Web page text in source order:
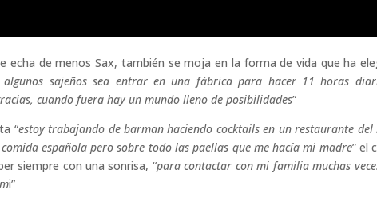
echa de menos Sax, también se moja en la forma de vida que ha
sajeños sea entrar en una fábrica para hacer 11 horas
cuando fuera hay un mundo lleno de posibilidades”
“estoy trabajando de barman haciendo cocktails en un restaurante del
española pero sobre todo las paellas que me hacía mi madre” el
siempre con una sonrisa, “para contactar con mi familia muchas
i”